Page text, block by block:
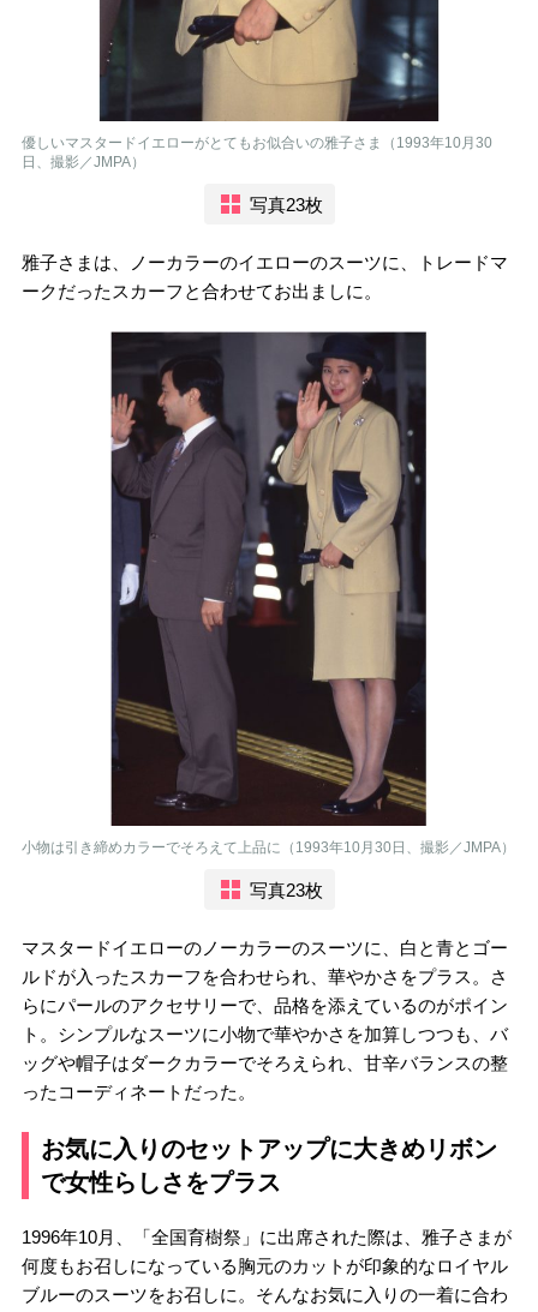
優しいマスタードイエローがとてもお似合いの雅子さま（1993年10月30
日、撮影／JMPA）
写真23枚
雅子さまは、ノーカラーのイエローのスーツに、トレードマ
ークだったスカーフと合わせてお出ましに。
小物は引き締めカラーでそろえて上品に（1993年10月30日、撮影／JMPA）
写真23枚
マスタードイエローのノーカラーのスーツに、白と青とゴー
ルドが入ったスカーフを合わせられ、華やかさをプラス。さ
らにパールのアクセサリーで、品格を添えているのがポイン
ト。シンプルなスーツに小物で華やかさを加算しつつも、バ
ッグや帽子はダークカラーでそろえられ、甘辛バランスの整
ったコーディネートだった。
お気に入りのセットアップに大きめリボン
で女性らしさをプラス
1996年10月、「全国育樹祭」に出席された際は、雅子さまが
何度もお召しになっている胸元のカットが印象的なロイヤル
ブルーのスーツをお召しに。そんなお気に入りの一着に合わ